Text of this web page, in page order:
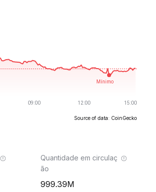
Source of data: CoinGecko
Quantidade em circulaç
ão
999.39M